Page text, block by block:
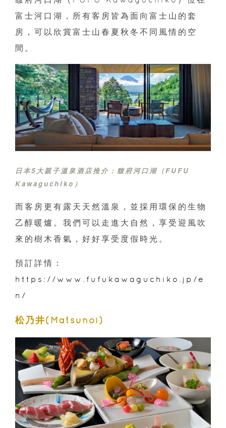
富士河口湖，所有客房皆為面向富士山的套
房，可以欣賞富士山春夏秋冬不同風情的空
間。
日本5大親子溫泉酒店推介： 馥府河口湖（FUFU
Kawaguchiko）
而客房更有露天天然溫泉，並採用環保的生物
乙醇暖爐。我們可以走進大自然，享受迎風吹
來的樹木香氣，好好享受度假時光。
預訂詳情：
https://www.fufukawaguchiko.jp/e
n/
松乃井(Matsunoi)